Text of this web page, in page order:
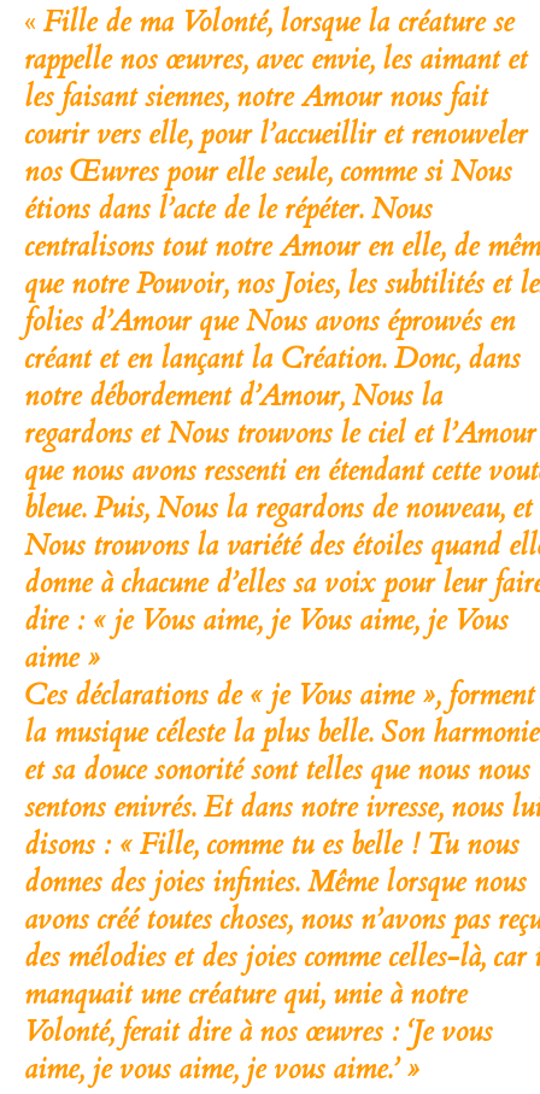
« Fille de ma Volonté, lorsque la créature se
rappelle nos œuvres, avec envie, les aimant et
les faisant siennes, notre Amour nous fait
courir vers elle, pour l’accueillir et renouveler
nos Œuvres pour elle seule, comme si Nous
étions dans l’acte de le répéter. Nous
centralisons tout notre Amour en elle, de
que notre Pouvoir, nos Joies, les subtilités et
folies d’Amour que Nous avons éprouvés en
créant et en lançant la Création. Donc, dans
notre débordement d’Amour, Nous la
regardons et Nous trouvons le ciel et l’Amour
que nous avons ressenti en étendant cette
bleue. Puis, Nous la regardons de nouveau, et
Nous trouvons la variété des étoiles quand
donne à chacune d’elles sa voix pour leur
dire : « je Vous aime, je Vous aime, je Vous
aime »
Ces déclarations de « je Vous aime », forment
la musique céleste la plus belle. Son harmonie
et sa douce sonorité sont telles que nous nous
sentons enivrés. Et dans notre ivresse, nous
disons : « Fille, comme tu es belle ! Tu nous
donnes des joies infinies. Même lorsque nous
avons créé toutes choses, nous n’avons pas
des mélodies et des joies comme celles-là, car
manquait une créature qui, unie à notre
Volonté, ferait dire à nos œuvres : ‘Je vous
aime, je vous aime, je vous aime.’ »